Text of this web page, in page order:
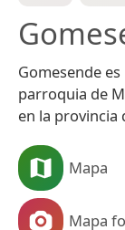
Gomesende
parroquia de
en la provincia
Mapa
Mapa